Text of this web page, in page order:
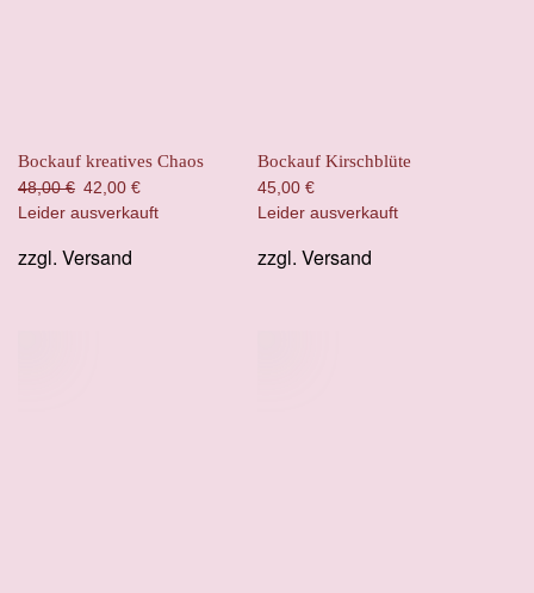
Bockauf kreatives Chaos
48,00€ Ursprünglicher
Preis
48,00 €
42,00 €
Preis
Leider ausverkauft
zzgl. Versand
Bockauf Kirschblüte
45,00 €
Leider ausverkauft
zzgl. Versand